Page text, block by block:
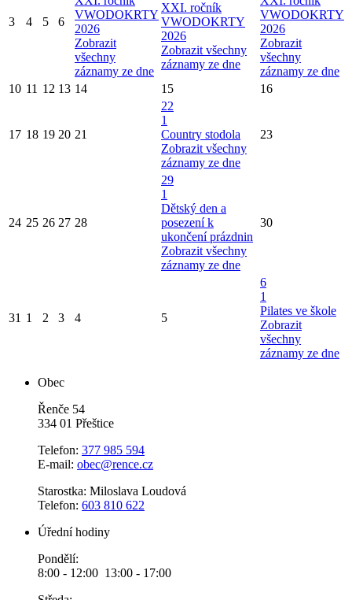
3 4 5 6
VWODOKRTY
2026
Zobrazit
všechny
záznamy ze dne
XXI. ročník
VWODOKRTY
2026
Zobrazit všechny
záznamy ze dne
VWODOKRTY
2026
Zobrazit
všechny
záznamy ze dne
10 11 12 13 14 15 16
17 18 19 20 21
22
1
Country stodola
Zobrazit všechny
záznamy ze dne
23
24 25 26 27 28
29
1
Dětský den a
posezení k
ukončení prázdnin
Zobrazit všechny
záznamy ze dne
30
31 1 2 3 4 5
6
1
Pilates ve škole
Zobrazit
všechny
záznamy ze dne
Obec
Řenče 54
334 01 Přeštice
Telefon: 377 985 594
E-mail: obec@rence.cz
Starostka: Miloslava Loudová
Telefon: 603 810 622
Úřední hodiny
Pondělí:
8:00 - 12:00 13:00 - 17:00